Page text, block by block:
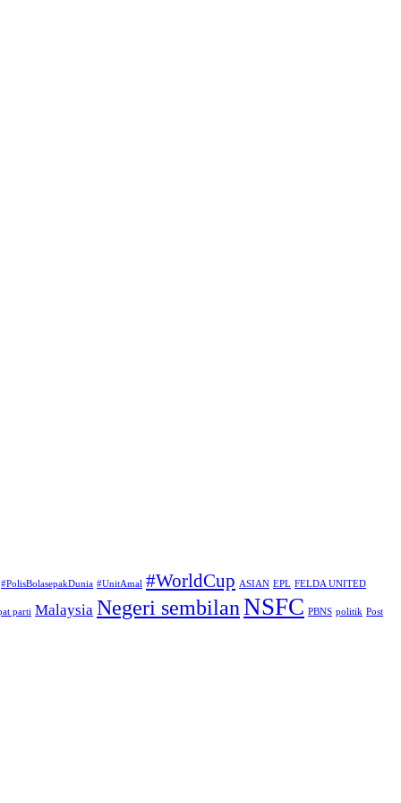
#PolisBolasepakDunia #UnitAmal #WorldCup ASIAN EPL FELDA UNITED
parti Malaysia Negeri sembilanNSFC PBNS politik Post